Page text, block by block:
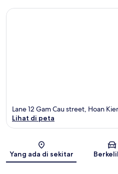
Lane 12 Gam Cau street, Hoan
Lihat di peta
Yang ada di sekitar